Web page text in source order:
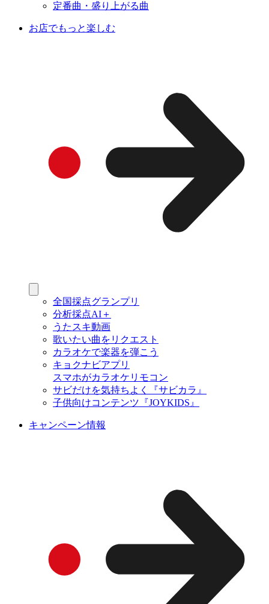
定番曲・盛り上がる曲
お店でもっと楽しむ
全国採点グランプリ
分析採点AI＋
うたスキ動画
歌いたい曲をリクエスト
カラオケで楽器を弾こう
キョクナビアプリ
スマホがカラオケリモコン
サビだけを気持ちよく『サビカラ』
子供向けコンテンツ『JOYKIDS』
キャンペーン情報